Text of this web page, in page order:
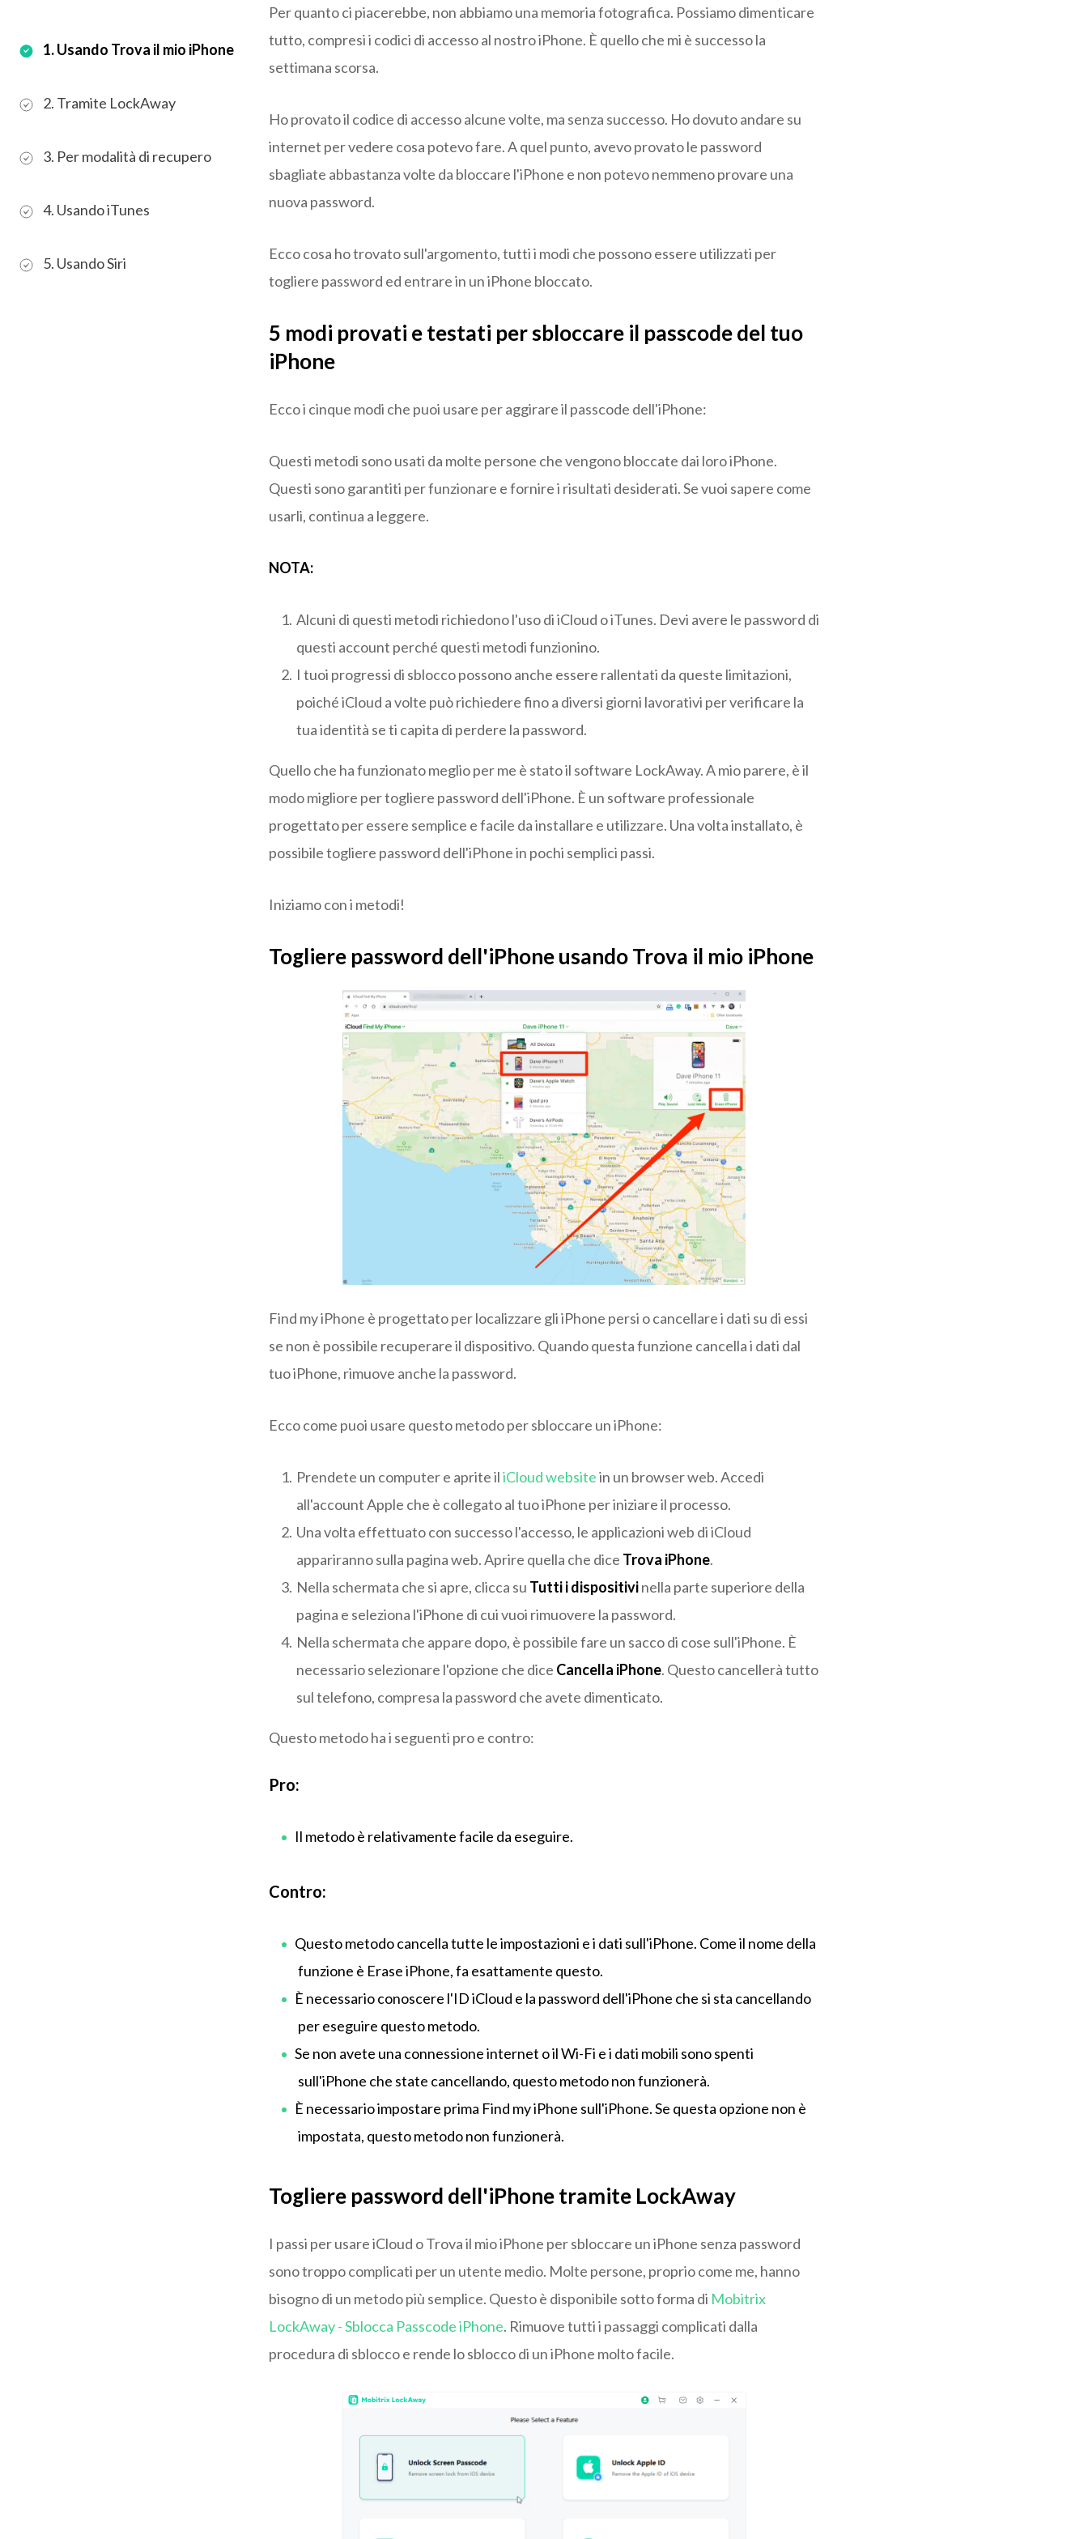
1. Usando Trova il mio iPhone
2. Tramite LockAway
3. Per modalità di recupero
4. Usando iTunes
5. Usando Siri
Per quanto ci piacerebbe, non abbiamo una memoria fotografica. Possiamo dimenticare
tutto, compresi i codici di accesso al nostro iPhone. È quello che mi è successo la
settimana scorsa.
Ho provato il codice di accesso alcune volte, ma senza successo. Ho dovuto andare su
internet per vedere cosa potevo fare. A quel punto, avevo provato le password
sbagliate abbastanza volte da bloccare l'iPhone e non potevo nemmeno provare una
nuova password.
Ecco cosa ho trovato sull'argomento, tutti i modi che possono essere utilizzati per
togliere password ed entrare in un iPhone bloccato.
5 modi provati e testati per sbloccare il passcode del tuo
iPhone
Ecco i cinque modi che puoi usare per aggirare il passcode dell'iPhone:
Questi metodi sono usati da molte persone che vengono bloccate dai loro iPhone.
Questi sono garantiti per funzionare e fornire i risultati desiderati. Se vuoi sapere come
usarli, continua a leggere.
NOTA:
Alcuni di questi metodi richiedono l'uso di iCloud o iTunes. Devi avere le password di
questi account perché questi metodi funzionino.
I tuoi progressi di sblocco possono anche essere rallentati da queste limitazioni,
poiché iCloud a volte può richiedere fino a diversi giorni lavorativi per verificare la
tua identità se ti capita di perdere la password.
Quello che ha funzionato meglio per me è stato il software LockAway. A mio parere, è il
modo migliore per togliere password dell'iPhone. È un software professionale
progettato per essere semplice e facile da installare e utilizzare. Una volta installato, è
possibile togliere password dell'iPhone in pochi semplici passi.
Iniziamo con i metodi!
Togliere password dell'iPhone usando Trova il mio iPhone
Find my iPhone è progettato per localizzare gli iPhone persi o cancellare i dati su di essi
se non è possibile recuperare il dispositivo. Quando questa funzione cancella i dati dal
tuo iPhone, rimuove anche la password.
Ecco come puoi usare questo metodo per sbloccare un iPhone:
Prendete un computer e aprite iliCloud websitein un browser web. Accedi
all'account Apple che è collegato al tuo iPhone per iniziare il processo.
Una volta effettuato con successo l'accesso, le applicazioni web di iCloud
appariranno sulla pagina web. Aprire quella che dice Trova iPhone.
Nella schermata che si apre, clicca su Tutti i dispositivinella parte superiore della
pagina e seleziona l'iPhone di cui vuoi rimuovere la password.
Nella schermata che appare dopo, è possibile fare un sacco di cose sull'iPhone. È
necessario selezionare l'opzione che dice Cancella iPhone. Questo cancellerà tutto
sul telefono, compresa la password che avete dimenticato.
Questo metodo ha i seguenti pro e contro:
Pro:
Il metodo è relativamente facile da eseguire.
Contro:
Questo metodo cancella tutte le impostazioni e i dati sull'iPhone. Come il nome della
funzione è Erase iPhone, fa esattamente questo.
È necessario conoscere l'ID iCloud e la password dell'iPhone che si sta cancellando
per eseguire questo metodo.
Se non avete una connessione internet o il Wi-Fi e i dati mobili sono spenti
sull'iPhone che state cancellando, questo metodo non funzionerà.
È necessario impostare prima Find my iPhone sull'iPhone. Se questa opzione non è
impostata, questo metodo non funzionerà.
Togliere password dell'iPhone tramite LockAway
I passi per usare iCloud o Trova il mio iPhone per sbloccare un iPhone senza password
sono troppo complicati per un utente medio. Molte persone, proprio come me, hanno
bisogno di un metodo più semplice. Questo è disponibile sotto forma di Mobitrix
LockAway - Sblocca Passcode iPhone. Rimuove tutti i passaggi complicati dalla
procedura di sblocco e rende lo sblocco di un iPhone molto facile.